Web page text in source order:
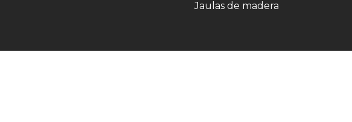
Jaulas de madera